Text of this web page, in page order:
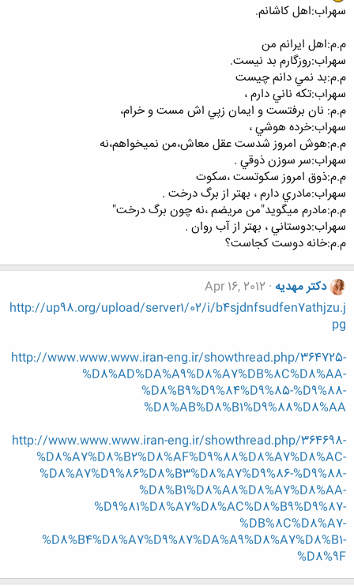
سهراب:اهل كاشانم.
م.م:اهل ايرانم من
سهراب:روزگارم بد نيست.
م.م:بد نمي دانم چيست
سهراب:تكه ناني دارم ،
م.م: نان برفتست و ايمان زپي اش مست و خرام،
سهراب:خرده هوشي ،
م.م:هوش امروز شدست عقل معاش،من نميخواهم،نه
سهراب:سر سوزن ذوقي .
م.م:ذوق امروز سكوتست ،سكوت
سهراب:مادري دارم ، بهتر از برگ درخت .
م.م:مادرم ميگويد"من مريضم ،نه چون برگ درخت"
سهراب:دوستاني ، بهتر از آب روان .
م.م:خانه دوست كجاست؟
دکتر مهدیه Apr 16, 2012
http://up98.org/upload/server1/02/i/b4sjdnfsudfen7athjzu.j
pg
http://www.www.www.iran-eng.ir/showthread.php/364725-
%D8%AD%DA%A9%D8%A7%DB%8C%D8%AA-
%D8%B9%D9%84%D9%85-%D9%88-
%D8%AB%D8%B1%D9%88%D8%AA
http://www.www.www.iran-eng.ir/showthread.php/364698-
%D8%A7%D8%B2%D8%AF%D9%88%D8%A7%D8%AC-
%D8%A7%D9%86%D8%B3%D8%A7%D9%86-%D9%88-
%D8%B1%D8%A8%D8%A7%D8%AA-
%D9%81%D8%A7%D8%AC%D8%B9%D9%87-
%DB%8C%D8%A7-
%D8%B4%D8%A7%D9%87%DA%A9%D8%A7%D8%B1-
%D8%9F